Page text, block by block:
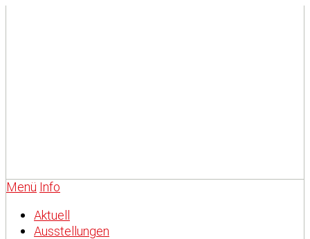
Menü Info
Aktuell
Ausstellungen